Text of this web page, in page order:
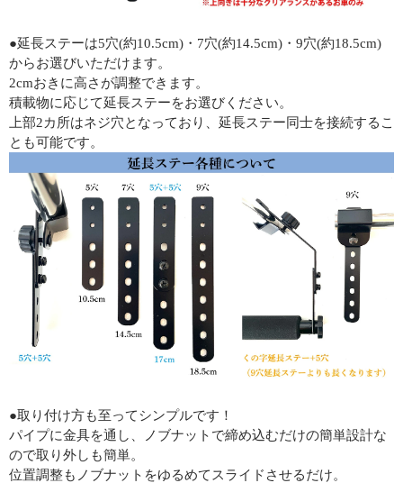
●延長ステーは5穴(約10.5cm)・7穴(約14.5cm)・9穴(約18.5cm)
からお選びいただけます。
2cmおきに高さが調整できます。
積載物に応じて延長ステーをお選びください。
上部2カ所はネジ穴となっており、延長ステー同士を接続するこ
とも可能です。
●取り付け方も至ってシンプルです！
パイプに金具を通し、ノブナットで締め込むだけの簡単設計な
ので取り外しも簡単。
位置調整もノブナットをゆるめてスライドさせるだけ。